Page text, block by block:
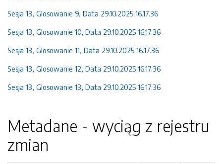
Sesja 13, Glosowanie 9, Data 29.10.2025 16.17.36
Sesja 13, Glosowanie 10, Data 29.10.2025 16.17.36
Sesja 13, Glosowanie 11, Data 29.10.2025 16.17.36
Sesja 13, Glosowanie 12, Data 29.10.2025 16.17.36
Sesja 13, Glosowanie 13, Data 29.10.2025 16.17.36
Metadane - wyciąg z rejestru
zmian